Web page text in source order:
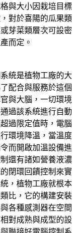
與大小因栽培目標
對於喜陽的瓜果類
芽菜類層次可設密
而定。
統是植物工廠的大
配合與服務於這個
與大腦，一切環境
過該系統進行自動
過限定值時，電腦
環境降溫，當溫度
而開啟加溫設備進
還有諸如營養液濃
閉環回饋控制來實
，植物工廠就根本
比，它的構建安裝
各種感測器在空間
對成熟與成型的設